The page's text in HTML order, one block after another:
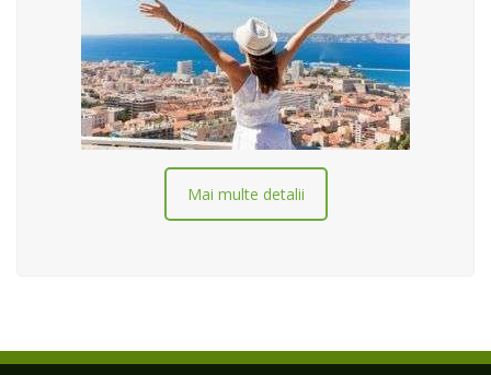
Mai multe detalii